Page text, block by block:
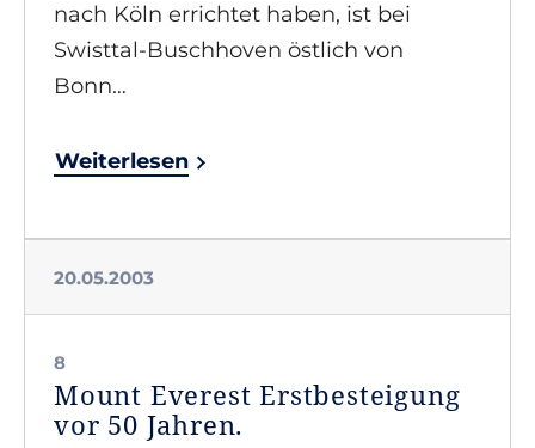
nach Köln errichtet haben, ist bei
Swisttal-Buschhoven östlich von
Bonn…
Weiterlesen
20.05.2003
8
Mount Everest Erstbesteigung
vor 50 Jahren.